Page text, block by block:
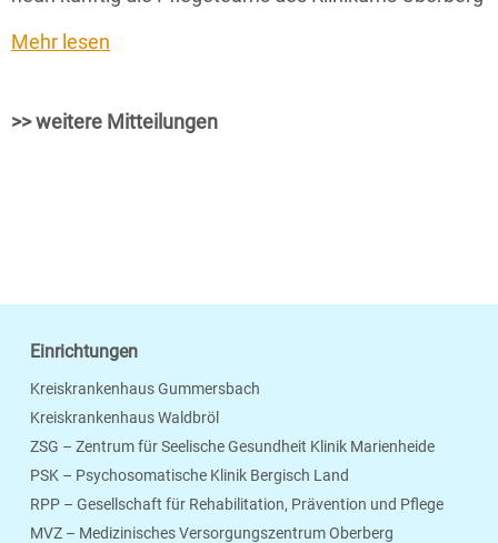
Mehr lesen
>> weitere Mitteilungen
Einrichtungen
Kreiskrankenhaus Gummersbach
Kreiskrankenhaus Waldbröl
ZSG – Zentrum für Seelische Gesundheit Klinik Marienheide
PSK – Psychosomatische Klinik Bergisch Land
RPP – Gesellschaft für Rehabilitation, Prävention und Pflege
MVZ – Medizinisches Versorgungszentrum Oberberg